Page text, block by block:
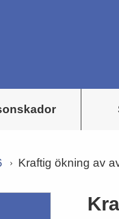
Kraftig ökning av